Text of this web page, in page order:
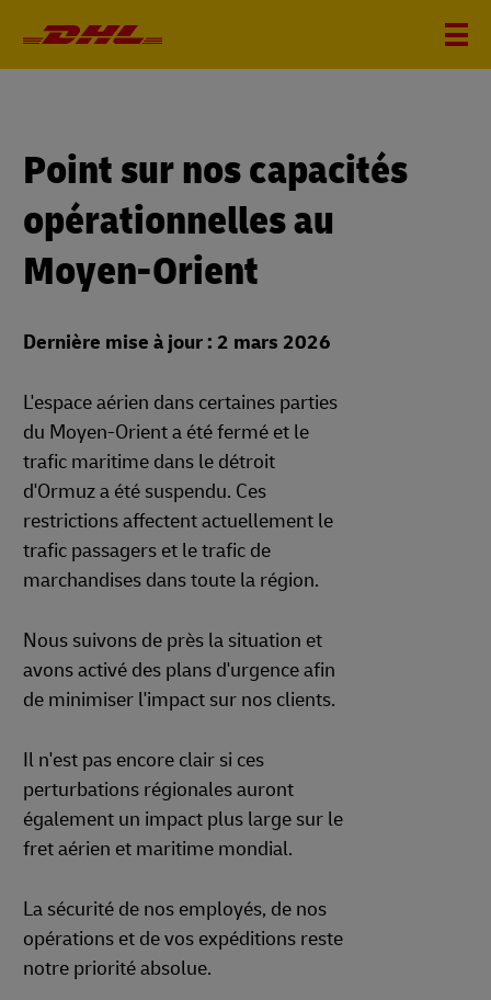
Point sur nos capacités
opérationnelles au
Moyen-Orient
Dernière mise à jour : 2 mars 2026
L'espace aérien dans certaines parties
du Moyen-Orient a été fermé et le
trafic maritime dans le détroit
d'Ormuz a été suspendu. Ces
restrictions affectent actuellement le
trafic passagers et le trafic de
marchandises dans toute la région.
Nous suivons de près la situation et
avons activé des plans d'urgence afin
de minimiser l'impact sur nos clients.
Il n'est pas encore clair si ces
perturbations régionales auront
également un impact plus large sur le
fret aérien et maritime mondial.
La sécurité de nos employés, de nos
opérations et de vos expéditions reste
notre priorité absolue.